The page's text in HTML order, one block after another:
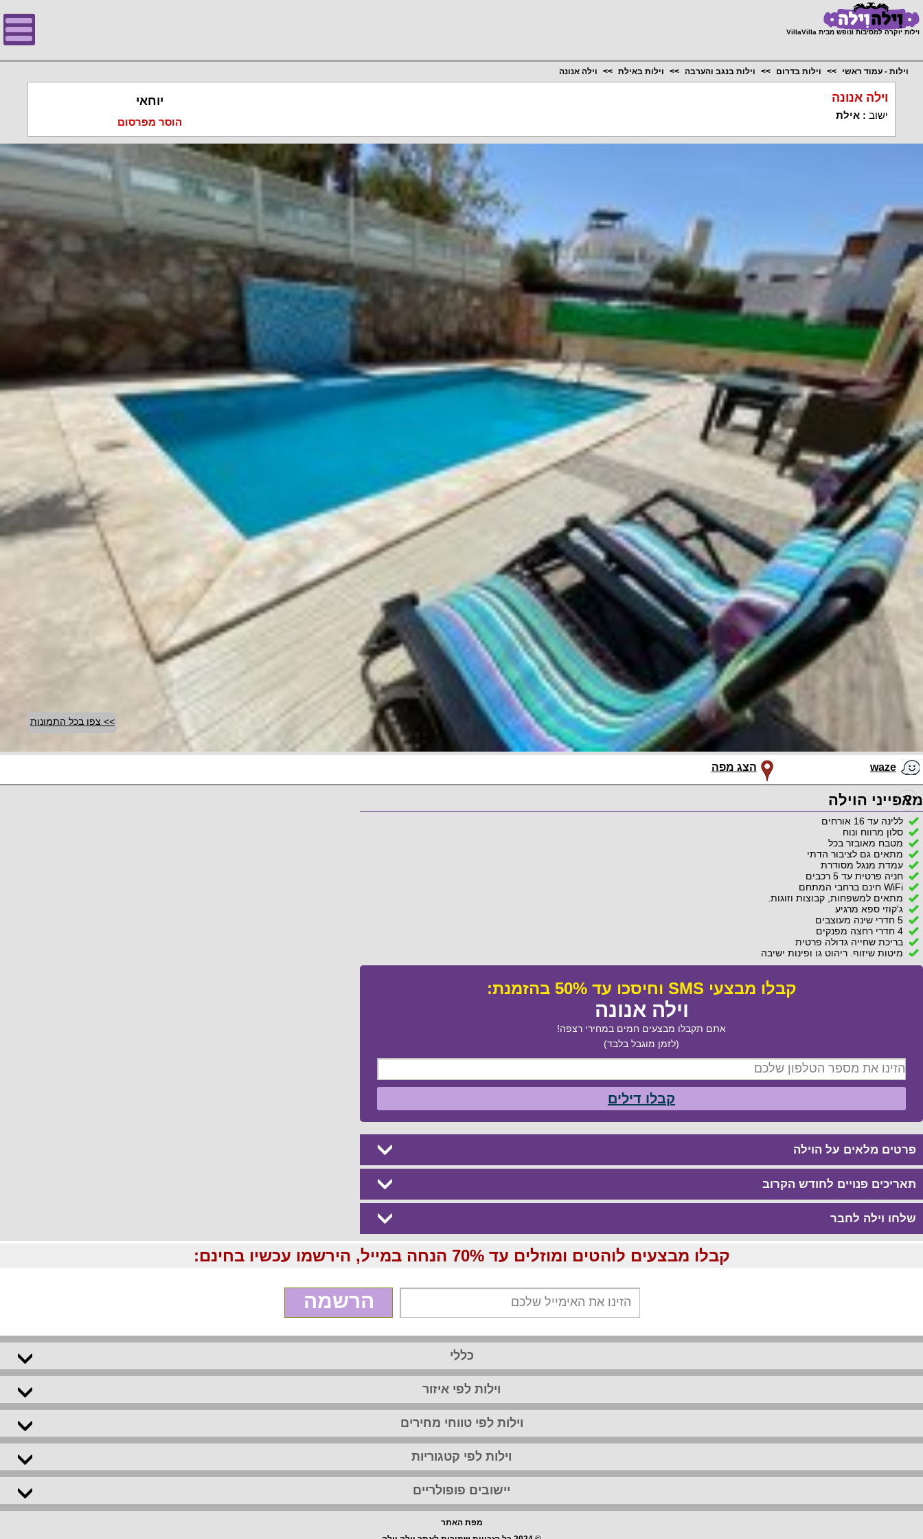
וילות יוקרה למסיבות ונופש מבית VillaVilla
וילות - עמוד ראשי וילות בדרום וילות בנגב והערבה וילות באילת וילה אנונה
וילה אנונה
ישוב :אילת
יוחאי
הוסר מפרסום
>> צפו בכל התמונות
waze הצג מפה
?
מאפייני הוילה
ללינה עד 16 אורחים
סלון מרווח ונוח
מטבח מאובזר בכל
מתאים גם לציבור הדתי
עמדת מנגל מסודרת
חניה פרטית עד 5 רכבים
WiFi חינם ברחבי המתחם
מתאים למשפחות, קבוצות וזוגות.
ג'קוזי ספא מרגיע
5 חדרי שינה מעוצבים
4 חדרי רחצה מפנקים
בריכת שחייה גדולה פרטית
מיטות שיזוף, ריהוט גן ופינות ישיבה
קבלו מבצעי SMS וחיסכו עד 50% בהזמנת:
וילה אנונה
אתם תקבלו מבצעים חמים במחירי רצפה!
(לזמן מוגבל בלבד)
קבלו דילים
פרטים מלאים על הוילה
תאריכים פנויים לחודש הקרוב
שלחו וילה לחבר
קבלו מבצעים לוהטים ומוזלים עד 70% הנחה במייל, הירשמו עכשיו בחינם:
הרשמה
כללי
וילות לפי איזור
וילות לפי טווחי מחירים
וילות לפי קטגוריות
יישובים פופולריים
מפת האתר